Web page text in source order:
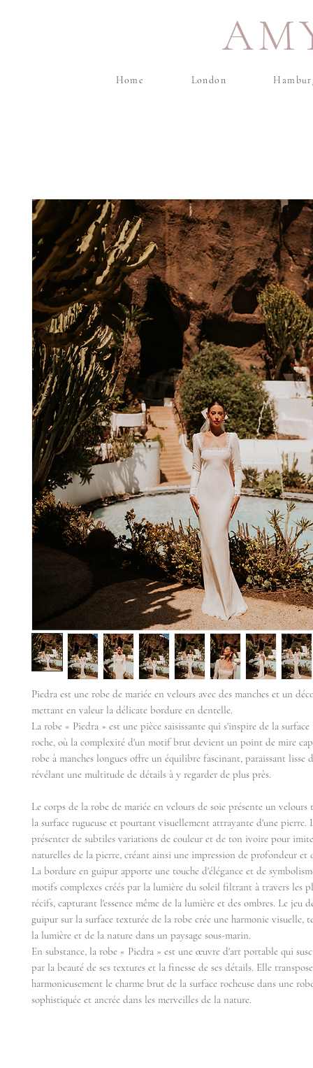
Home London
Piedra est une robe de mariée en velours avec des manches et un
mettant en valeur la délicate bordure en dentelle.
La robe « Piedra » est une pièce saisissante qui s'inspire de la
roche, où la complexité d'un motif brut devient un point de mire
robe à manches longues offre un équilibre fascinant, paraissant lisse
révélant une multitude de détails à y regarder de plus près.
Le corps de la robe de mariée en velours de soie présente un
la surface rugueuse et pourtant visuellement attrayante d'une pierre.
présenter de subtiles variations de couleur et de ton ivoire pour
naturelles de la pierre, créant ainsi une impression de profondeur et
La bordure en guipur apporte une touche d'élégance et de
motifs complexes créés par la lumière du soleil filtrant à travers les
récifs, capturant l'essence même de la lumière et des ombres. Le jeu
guipur sur la surface texturée de la robe crée une harmonie visuelle,
la lumière et de la nature dans un paysage sous-marin.
En substance, la robe « Piedra » est une œuvre d'art portable qui
par la beauté de ses textures et la finesse de ses détails. Elle transpose
harmonieusement le charme brut de la surface rocheuse dans une
sophistiquée et ancrée dans les merveilles de la nature.